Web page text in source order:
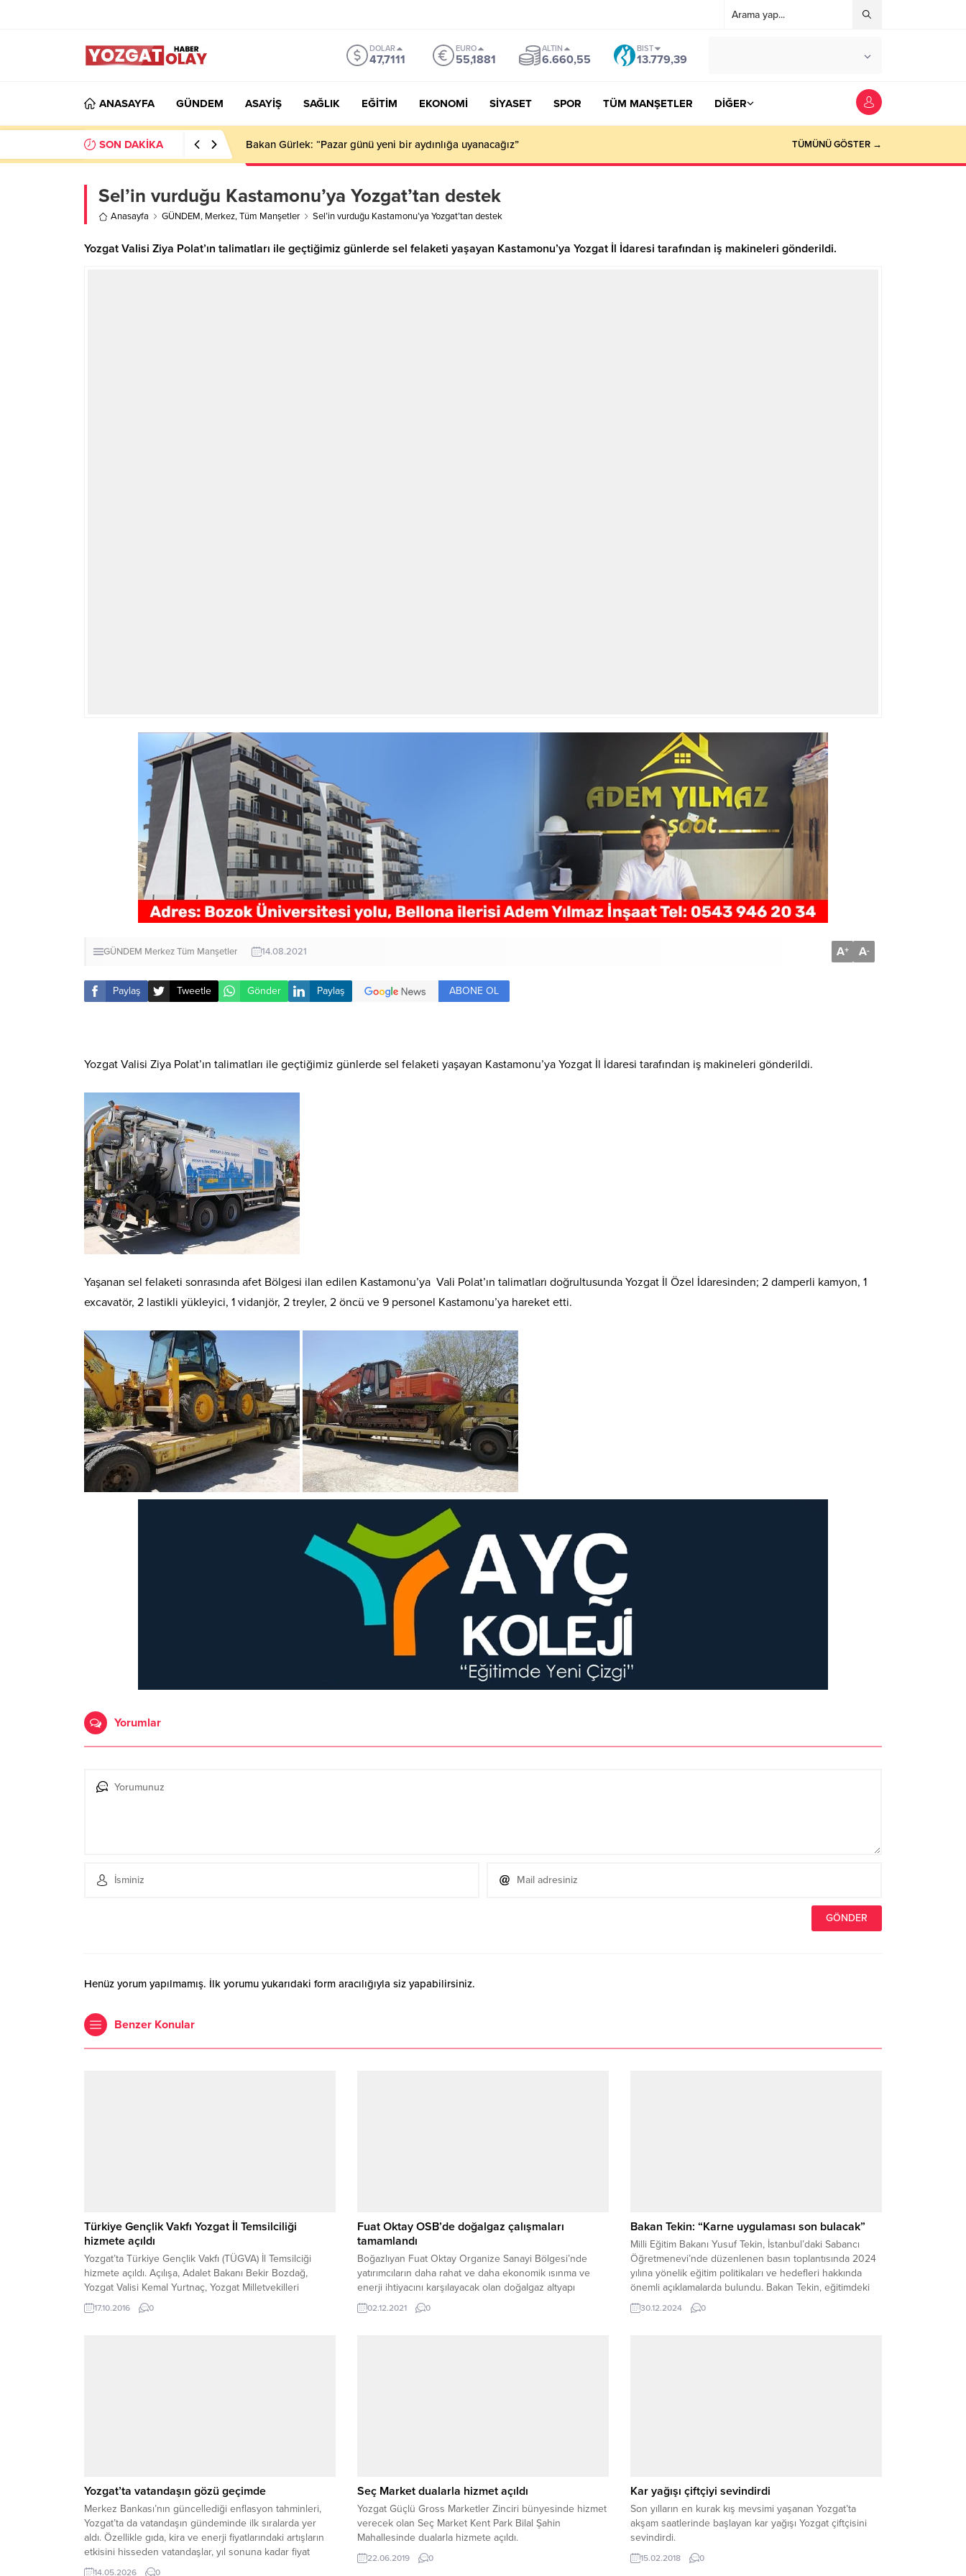
DOLAR
47,7111
EURO
55,1881
ALTIN
6.660,55
BIST
13.779,39
ANASAYFA GÜNDEM ASAYİŞ SAĞLIK EĞİTİM EKONOMİ SİYASET SPOR TÜM MANŞETLER DİĞER
SON DAKİKA Bakan Gürlek: “Pazar günü yeni bir aydınlığa uyanacağız” TÜMÜNÜ GÖSTER →
Sel’in vurduğu Kastamonu’ya Yozgat’tan destek
Anasayfa GÜNDEM, Merkez,Tüm Manşetler Sel’in vurduğu Kastamonu’ya Yozgat’tan destek
Yozgat Valisi Ziya Polat’ın talimatları ile geçtiğimiz günlerde sel felaketi yaşayan Kastamonu’ya Yozgat İl İdaresi tarafından iş makineleri gönderildi.
GÜNDEM MerkezTüm Manşetler 14.08.2021 A+ A-
Paylaş Tweetle Gönder Paylaş ABONE OL
Yozgat Valisi Ziya Polat’ın talimatları ile geçtiğimiz günlerde sel felaketi yaşayan Kastamonu’ya Yozgat İl İdaresi tarafından iş makineleri gönderildi.
Yaşanan sel felaketi sonrasında afet Bölgesi ilan edilen Kastamonu’ya Vali Polat’ın talimatları doğrultusunda Yozgat İl Özel İdaresinden; 2 damperli kamyon, 1
excavatör, 2 lastikli yükleyici, 1 vidanjör, 2 treyler, 2 öncü ve 9 personel Kastamonu’ya hareket etti.
Yorumlar
Henüz yorum yapılmamış. İlk yorumu yukarıdaki form aracılığıyla siz yapabilirsiniz.
Benzer Konular
Türkiye Gençlik Vakfı Yozgat İl Temsilciliği
hizmete açıldı
Yozgat’ta Türkiye Gençlik Vakfı (TÜGVA) İl Temsilciği
hizmete açıldı. Açılışa, Adalet Bakanı Bekir Bozdağ,
Yozgat Valisi Kemal Yurtnaç, Yozgat Milletvekilleri
Ertuğrul Soysal ve Yusuf Başer, İl Jandarma Alay
Komutanı Albay Selçuk Yıldırım, Belediye Başkanı Kazım
17.10.2016 0
Fuat Oktay OSB’de doğalgaz çalışmaları
tamamlandı
Boğazlıyan Fuat Oktay Organize Sanayi Bölgesi’nde
yatırımcıların daha rahat ve daha ekonomik ısınma ve
enerji ihtiyacını karşılayacak olan doğalgaz altyapı
çalışmaları tamamlandı.
02.12.2021 0
Bakan Tekin: “Karne uygulaması son bulacak”
Milli Eğitim Bakanı Yusuf Tekin, İstanbul’daki Sabancı
Öğretmenevi’nde düzenlenen basın toplantısında 2024
yılına yönelik eğitim politikaları ve hedefleri hakkında
önemli açıklamalarda bulundu. Bakan Tekin, eğitimdeki
köklü değişikliklere dair detayları paylaşarak, 2025
yılında uygulanacak yeni adımlar hakkında da bilgi verdi.
30.12.2024 0
Yozgat’ta vatandaşın gözü geçimde
Merkez Bankası’nın güncellediği enflasyon tahminleri,
Yozgat’ta da vatandaşın gündeminde ilk sıralarda yer
aldı. Özellikle gıda, kira ve enerji fiyatlarındaki artışların
etkisini hisseden vatandaşlar, yıl sonuna kadar fiyat
istikrarı sağlanıp sağlanamayacağını yakından takip
14.05.2026 0
Seç Market dualarla hizmet açıldı
Yozgat Güçlü Gross Marketler Zinciri bünyesinde hizmet
verecek olan Seç Market Kent Park Bilal Şahin
Mahallesinde dualarla hizmete açıldı.
22.06.2019 0
Kar yağışı çiftçiyi sevindirdi
Son yılların en kurak kış mevsimi yaşanan Yozgat’ta
akşam saatlerinde başlayan kar yağışı Yozgat çiftçisini
sevindirdi.
15.02.2018 0